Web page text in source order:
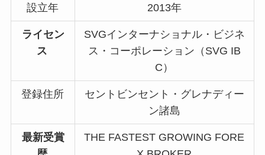
設立年 2013年
ライセン
ス
SVGインターナショナル・ビジネ
ス・コーポレーション（SVG IB
C）
登録住所
セントビンセント・グレナディー
ン諸島
最新受賞
THE FASTEST GROWING FORE